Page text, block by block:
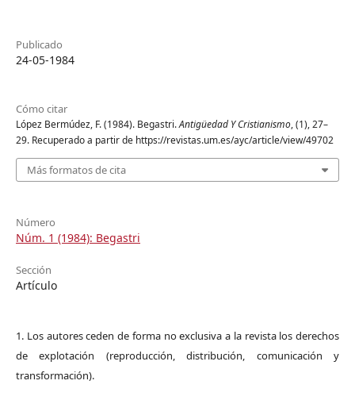
Publicado
24-05-1984
Cómo citar
López Bermúdez, F. (1984). Begastri.Antigüedad Y Cristianismo, (1), 27–
29. Recuperado a partir de https://revistas.um.es/ayc/article/view/49702
Más formatos de cita
Número
Núm. 1 (1984): Begastri
Sección
Artículo
1. Los autores ceden de forma no exclusiva a la revista los derechos
de explotación (reproducción, distribución, comunicación y
transformación).